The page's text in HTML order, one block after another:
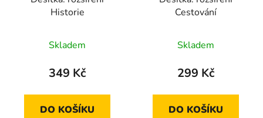
Historie
Skladem
349 Kč
DO KOŠÍKU
Cestování
Skladem
299 Kč
DO KOŠÍKU